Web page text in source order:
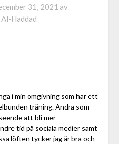
31, 2021 av
Al-Haddad
i min omgivning som har ett
träning. Andra som
att bli mer
tid på sociala medier samt
löften tycker jag är bra och